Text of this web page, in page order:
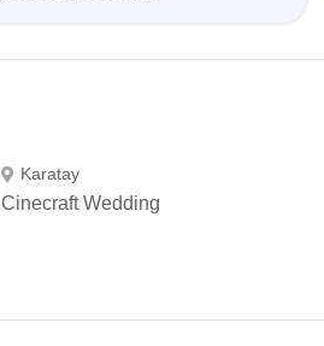
Karatay
Cinecraft Wedding